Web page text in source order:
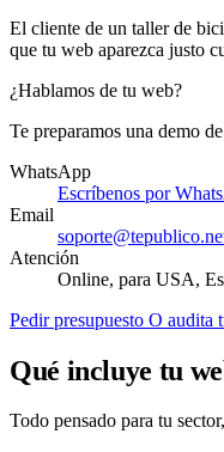
El cliente de un taller de
que tu web aparezca justo
¿Hablamos de tu web?
Te preparamos una demo
WhatsApp
Escríbenos por
Email
Atención
Online, para USA,
Pedir presupuesto O audita
Qué incluye tu
Todo pensado para tu